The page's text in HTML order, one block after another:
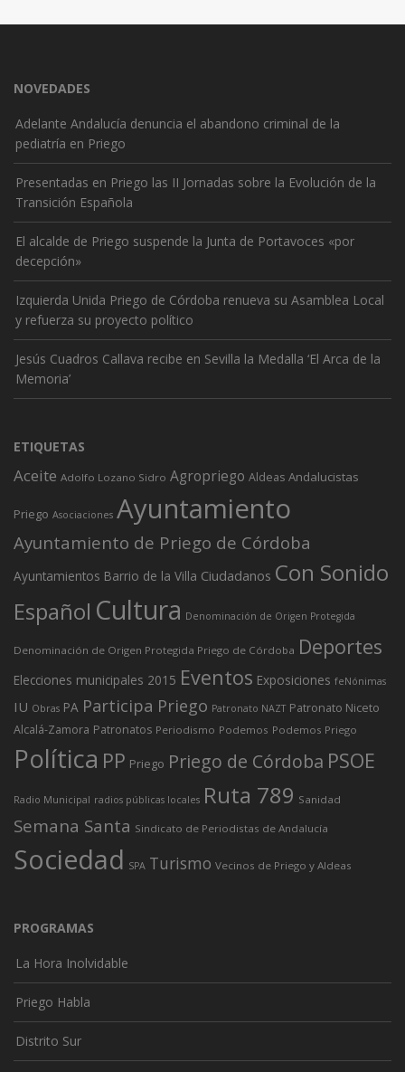
NOVEDADES
Adelante Andalucía denuncia el abandono criminal de la
pediatría en Priego
Presentadas en Priego las II Jornadas sobre la Evolución de la
Transición Española
El alcalde de Priego suspende la Junta de Portavoces «por
decepción»
Izquierda Unida Priego de Córdoba renueva su Asamblea Local
y refuerza su proyecto político
Jesús Cuadros Callava recibe en Sevilla la Medalla ‘El Arca de la
Memoria’
ETIQUETAS
Aceite Adolfo Lozano Sidro Agropriego Aldeas Andalucistas
Priego Asociaciones Ayuntamiento
Ayuntamiento de Priego de Córdoba
Ayuntamientos Barrio de la Villa Ciudadanos Con Sonido
Español Cultura Denominación de Origen Protegida
Denominación de Origen Protegida Priego de Córdoba Deportes
Elecciones municipales 2015 Eventos Exposiciones feNónimas
IU Obras PA Participa Priego Patronato NAZT Patronato Niceto
Alcalá-Zamora Patronatos Periodismo Podemos Podemos Priego
Política PP Priego Priego de Córdoba PSOE
Radio Municipal radios públicas locales Ruta 789 Sanidad
Semana Santa Sindicato de Periodistas de Andalucía
Sociedad SPA Turismo Vecinos de Priego y Aldeas
PROGRAMAS
La Hora Inolvidable
Priego Habla
Distrito Sur